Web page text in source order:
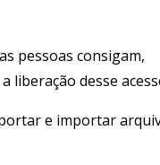
pessoas consigam,
liberação desse
e importar